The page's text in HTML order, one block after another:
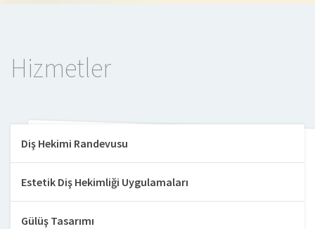
Hizmetler
Diş Hekimi Randevusu
Estetik Diş Hekimliği Uygulamaları
Gülüş Tasarımı